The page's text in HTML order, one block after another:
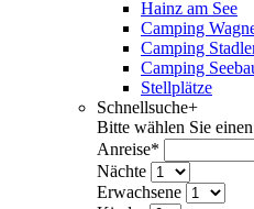
Hainz am See
Camping
Camping
Camping
Stellplätze
Schnellsuche+
Bitte wählen Sie
Anreise*
Nächte
Erwachsene